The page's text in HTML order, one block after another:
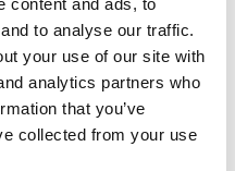
content and ads, to
to analyse our traffic.
your use of our site with
analytics partners who
that you’ve
collected from your use
producten